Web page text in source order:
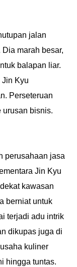
jalan
marah besar,
balapan liar.
Jin Kyu
Perseteruan
urusan bisnis.
perusahaan jasa
Jin Kyu
kawasan
berniat untuk
terjadi adu intrik
dikupas juga di
kuliner
hingga tuntas.